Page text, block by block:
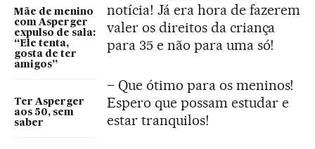
Mãe de menino
com Asperger
expulso de sala:
“Ele tenta,
gosta de ter
amigos”
Ter Asperger
aos 50, sem
saber
notícia! Já era hora de fazerem
valer os direitos da criança
para 35 e não para uma só!
– Que ótimo para os meninos!
Espero que possam estudar e
estar tranquilos!